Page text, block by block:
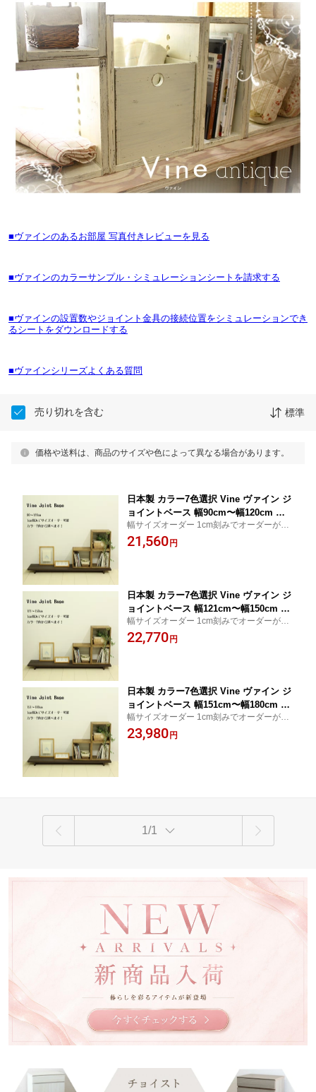
■ヴァインのあるお部屋 写真付きレビューを見る
■ヴァインのカラーサンプル・シミュレーションシートを請求する
■ヴァインの設置数やジョイント金具の接続位置をシミュレーションでき
るシートをダウンロードする
■ヴァインシリーズよくある質問
売り切れを含む 標準
価格や送料は、商品のサイズや色によって異なる場合があります。
日本製 カラー7色選択 Vine ヴァイン ジ
ョイントベース 幅90cm〜幅120cm 奥
行30cm キューブボックス cubebox デ
ィスプレイラック ウッドボックス 木箱
幅サイズオーダー 1cm刻みでオーダーが可
能なシンプルロータイプベース
21,560円
日本製 カラー7色選択 Vine ヴァイン ジ
ョイントベース 幅121cm〜幅150cm 奥
行30cm シンプル リビング ローボード
テレビ台 TVボード
幅サイズオーダー 1cm刻みでオーダーが可
能なシンプルロータイプベース
22,770円
日本製 カラー7色選択 Vine ヴァイン ジ
ョイントベース 幅151cm〜幅180cm 奥
行30cm シンプル リビング ローボード
テレビ台 TVボード
幅サイズオーダー 1cm刻みでオーダーが可
能なシンプルロータイプベース
23,980円
1/1